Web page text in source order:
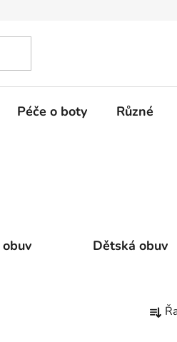
Péče o boty Různé
Dětská obuv
a